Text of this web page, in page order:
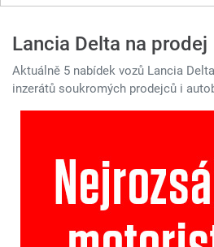
Lancia Delta na prodej
Aktuálně 5 nabídek vozů Lancia
inzerátů soukromých prodejců i